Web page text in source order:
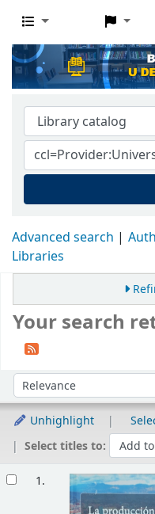
Advanced search
Libraries
Your search
Sort by:
Unhighlight
Select titles to:
1.